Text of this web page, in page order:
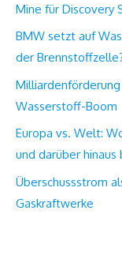
Mine für Discovery
BMW setzt auf
der
Wasserstoff-Boom
Europa vs. Welt:
und darüber hinaus
Überschussstrom
Gaskraftwerke